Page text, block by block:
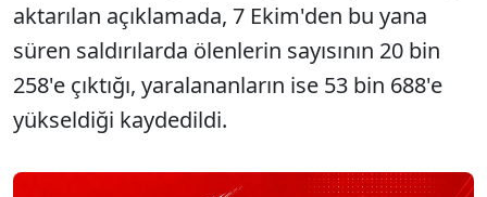
aktarılan açıklamada, 7 Ekim'den bu yana
süren saldırılarda ölenlerin sayısının 20 bin
258'e çıktığı, yaralananların ise 53 bin 688'e
yükseldiği kaydedildi.